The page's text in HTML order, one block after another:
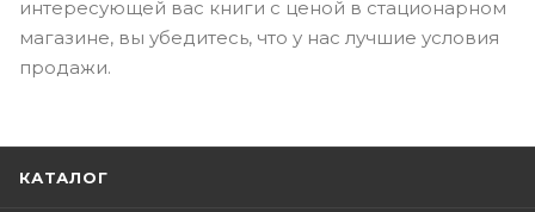
интересующей вас книги с ценой в стационарном
магазине, вы убедитесь, что у нас лучшие условия
продажи.
КАТАЛОГ